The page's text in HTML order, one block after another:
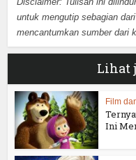
untuk mengutip sebagian
mencantumkan sumber dari
Lihat
Film
Ini